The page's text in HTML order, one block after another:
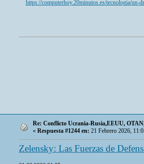
https://computerhoy.20minutos.es/tecnologia/un-
Re: Conflicto Ucrania-Rusia,EEUU,
«Respuesta #1244 en:21 Febrero 2026,
Zelensky: Las Fuerzas de